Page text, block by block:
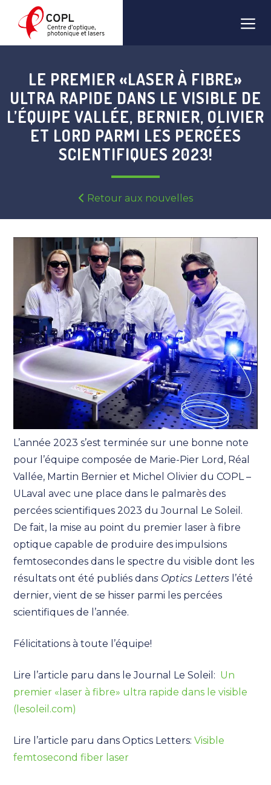
contenu
LE PREMIER «LASER À FIBRE»
ULTRA RAPIDE DANS LE VISIBLE DE
L’ÉQUIPE VALLÉE, BERNIER, OLIVIER
ET LORD PARMI LES PERCÉES
SCIENTIFIQUES 2023!
Retour aux nouvelles
L’année 2023 s’est terminée sur une bonne note
pour l’équipe composée de Marie-Pier Lord, Réal
Vallée, Martin Bernier et Michel Olivier du COPL –
ULaval avec une place dans le palmarès des
percées scientifiques 2023 du Journal Le Soleil.
De fait, la mise au point du premier laser à fibre
optique capable de produire des impulsions
femtosecondes dans le spectre du visible dont les
résultats ont été publiés dans Optics Letters l’été
dernier, vient de se hisser parmi les percées
scientifiques de l’année.
Félicitations à toute l’équipe!
Lire l’article paru dans le Journal Le Soleil: Un
premier «laser à fibre» ultra rapide dans le visible
(lesoleil.com)
Lire l’article paru dans Optics Letters:Visible
femtosecond fiber laser